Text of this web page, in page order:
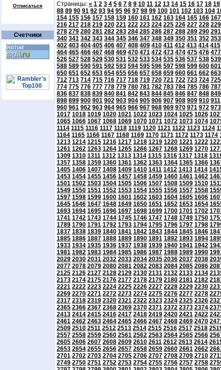
Отписаться
Счетчики
Страницы: « 1 2 3 4 5 6 7 8 9 10 11 12 13 14 15 16 17 18 19
88 89 90 91 92 93 94 95 96 97 98 99 100 101 102 103 104
154 155 156 157 158 159 160 161 162 163 164 165 166 167
216 217 218 219 220 221 222 223 224 225 226 227 228 229
278 279 280 281 282 283 284 285 286 287 288 289 290 291
340 341 342 343 344 345 346 347 348 349 350 351 352 353
402 403 404 405 406 407 408 409 410 411 412 413 414 415
464 465 466 467 468 469 470 471 472 473 474 475 476 477
526 527 528 529 530 531 532 533 534 535 536 537 538 539
588 589 590 591 592 593 594 595 596 597 598 599 600 601
650 651 652 653 654 655 656 657 658 659 660 661 662 663
712 713 714 715 716 717 718 719 720 721 722 723 724 725
774 775 776 777 778 779 780 781 782 783 784 785 786 787
836 837 838 839 840 841 842 843 844 845 846 847 848 849
898 899 900 901 902 903 904 905 906 907 908 909 910 911
960 961 962 963 964 965 966 967 968 969 970 971 972 973
1017 1018 1019 1020 1021 1022 1023 1024 1025 1026
1065 1066 1067 1068 1069 1070 1071 1072 1073 1074
1114 1115 1116 1117 1118 1119 1120 1121 1122 1123 1124
1164 1165 1166 1167 1168 1169 1170 1171 1172 1173 1174
1213 1214 1215 1216 1217 1218 1219 1220 1221 1222
1261 1262 1263 1264 1265 1266 1267 1268 1269 1270
1309 1310 1311 1312 1313 1314 1315 1316 1317 1318
1357 1358 1359 1360 1361 1362 1363 1364 1365 1366
1405 1406 1407 1408 1409 1410 1411 1412 1413 1414
1453 1454 1455 1456 1457 1458 1459 1460 1461 1462
1501 1502 1503 1504 1505 1506 1507 1508 1509 1510
1549 1550 1551 1552 1553 1554 1555 1556 1557 1558
1597 1598 1599 1600 1601 1602 1603 1604 1605 1606
1645 1646 1647 1648 1649 1650 1651 1652 1653 1654
1693 1694 1695 1696 1697 1698 1699 1700 1701 1702
1741 1742 1743 1744 1745 1746 1747 1748 1749 1750
1789 1790 1791 1792 1793 1794 1795 1796 1797 1798
1837 1838 1839 1840 1841 1842 1843 1844 1845 1846
1885 1886 1887 1888 1889 1890 1891 1892 1893 1894
1933 1934 1935 1936 1937 1938 1939 1940 1941 1942
1981 1982 1983 1984 1985 1986 1987 1988 1989 1990
2029 2030 2031 2032 2033 2034 2035 2036 2037 2038
2077 2078 2079 2080 2081 2082 2083 2084 2085 2086
2125 2126 2127 2128 2129 2130 2131 2132 2133 2134
2173 2174 2175 2176 2177 2178 2179 2180 2181 2182
2221 2222 2223 2224 2225 2226 2227 2228 2229 2230
2269 2270 2271 2272 2273 2274 2275 2276 2277 2278
2317 2318 2319 2320 2321 2322 2323 2324 2325 2326
2365 2366 2367 2368 2369 2370 2371 2372 2373 2374
2413 2414 2415 2416 2417 2418 2419 2420 2421 2422
2461 2462 2463 2464 2465 2466 2467 2468 2469 2470
2509 2510 2511 2512 2513 2514 2515 2516 2517 2518
2557 2558 2559 2560 2561 2562 2563 2564 2565 2566
2605 2606 2607 2608 2609 2610 2611 2612 2613 2614
2653 2654 2655 2656 2657 2658 2659 2660 2661 2662
2701 2702 2703 2704 2705 2706 2707 2708 2709 2710
2749 2750 2751 2752 2753 2754 2755 2756 2757 2758